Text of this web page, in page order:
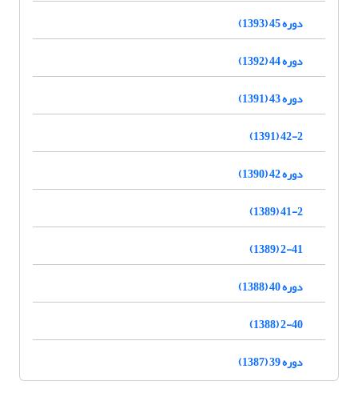
دوره 45 (1393)
دوره 44 (1392)
دوره 43 (1391)
42-2 (1391)
دوره 42 (1390)
41-2 (1389)
2-41 (1389)
دوره 40 (1388)
2-40 (1388)
دوره 39 (1387)